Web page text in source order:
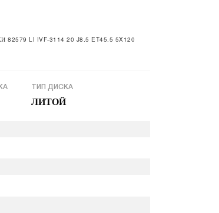
82579 LI IVF-3114 20 J8.5 ET45.5 5X120
ТИП ДИСКА
ЛИТОЙ